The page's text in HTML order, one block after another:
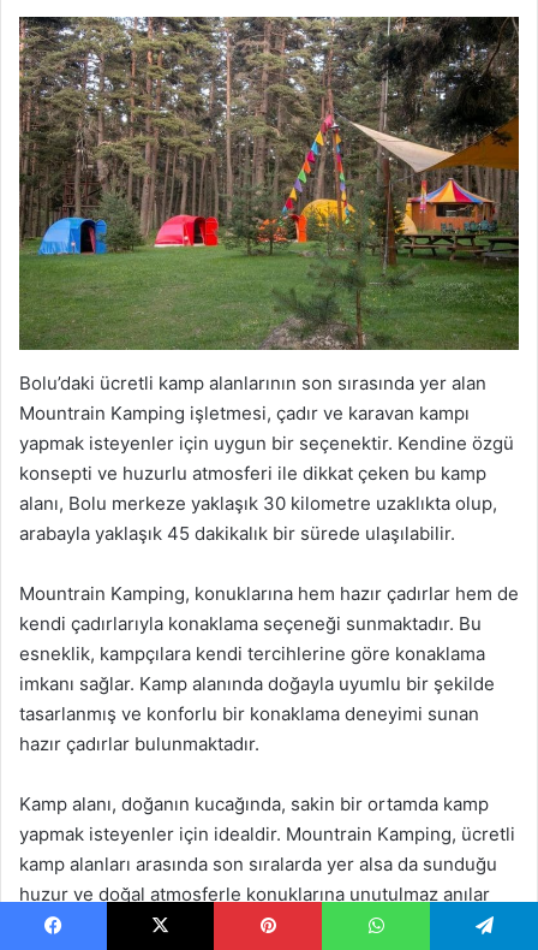
Bolu’daki ücretli kamp alanlarının son sırasında yer alan
Mountrain Kamping işletmesi, çadır ve karavan kampı
yapmak isteyenler için uygun bir seçenektir. Kendine özgü
konsepti ve huzurlu atmosferi ile dikkat çeken bu kamp
alanı, Bolu merkeze yaklaşık 30 kilometre uzaklıkta olup,
arabayla yaklaşık 45 dakikalık bir sürede ulaşılabilir.
Mountrain Kamping, konuklarına hem hazır çadırlar hem de
kendi çadırlarıyla konaklama seçeneği sunmaktadır. Bu
esneklik, kampçılara kendi tercihlerine göre konaklama
imkanı sağlar. Kamp alanında doğayla uyumlu bir şekilde
tasarlanmış ve konforlu bir konaklama deneyimi sunan
hazır çadırlar bulunmaktadır.
Kamp alanı, doğanın kucağında, sakin bir ortamda kamp
yapmak isteyenler için idealdir. Mountrain Kamping, ücretli
kamp alanları arasında son sıralarda yer alsa da sunduğu
huzur ve doğal atmosferle konuklarına unutulmaz anılar
biriktirme fırsatı sunmaktadır.